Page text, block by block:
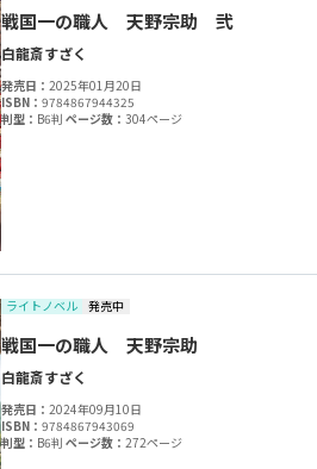
戦国一の職人 天野宗助 弐
白龍斎すざく
発売日：2025年01月20日
ISBN：9784867944325
判型： B6判ページ数：304ページ
ライトノベル 発売中
戦国一の職人 天野宗助
白龍斎すざく
発売日：2024年09月10日
ISBN：9784867943069
判型： B6判ページ数：272ページ